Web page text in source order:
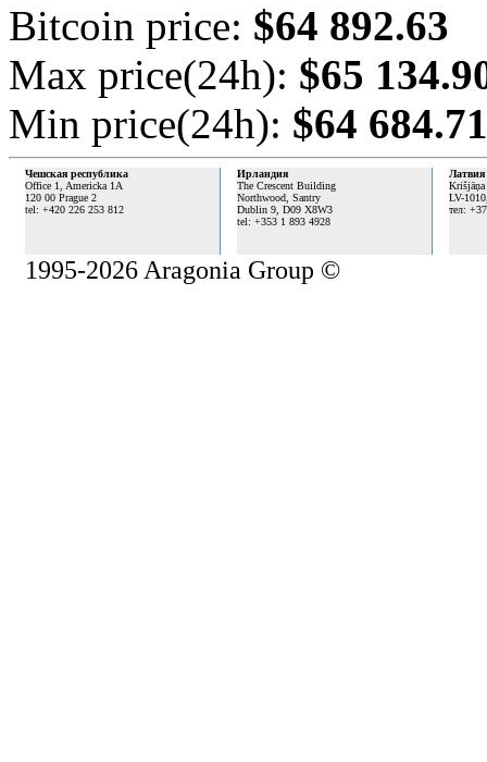
Bitcoin price: $64 892.63
Max price(24h): $65
Min price(24h): $64 684.71
Чешская республика
Office 1, Americka 1A
120 00 Prague 2
tel: +420 226 253 812
Ирландия
The Crescent Building
Northwood, Santry
Dublin 9, D09 X8W3
tel: +353 1 893 4928
Латвия
Krišjāņa
LV-
тел:
1995-2026 Aragonia Group ©